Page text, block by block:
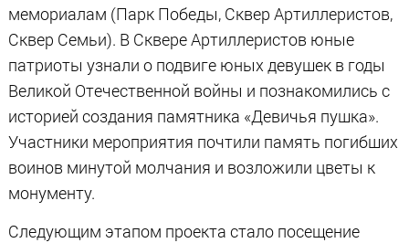
мемориалам (Парк Победы, Сквер Артиллеристов,
Сквер Семьи). В Сквере Артиллеристов юные
патриоты узнали о подвиге юных девушек в годы
Великой Отечественной войны и познакомились с
историей создания памятника «Девичья пушка».
Участники мероприятия почтили память погибших
воинов минутой молчания и возложили цветы к
монументу.
Следующим этапом проекта стало посещение